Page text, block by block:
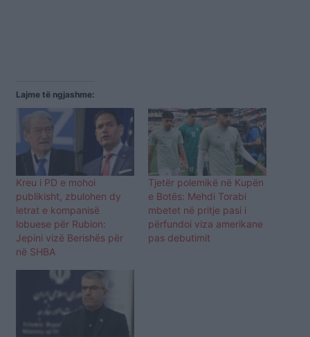
Lajme të ngjashme:
Kreu i PD e mohoi
publikisht, zbulohen dy
letrat e kompanisë
lobuese për Rubion:
Jepini vizë Berishës për
në SHBA
Tjetër polemikë në Kupën
e Botës: Mehdi Torabi
mbetet në pritje pasi i
përfundoi viza amerikane
pas debutimit